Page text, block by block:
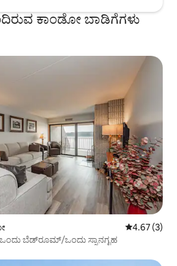
ಕಾಂಡೋ ಬಾಡಿಗೆಗಳು
5 ರಲ್ಲಿ 4.67
4.67 (3)
ಬೆಡ್‌ರೂಮ್/ಒಂದು ಸ್ನಾನಗೃಹ